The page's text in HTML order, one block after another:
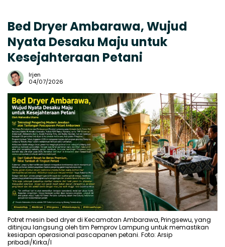
Bed Dryer Ambarawa, Wujud
Nyata Desaku Maju untuk
Kesejahteraan Petani
Irjen
04/07/2026
Potret mesin bed dryer di Kecamatan Ambarawa, Pringsewu, yang
ditinjau langsung oleh tim Pemprov Lampung untuk memastikan
kesiapan operasional pascapanen petani. Foto: Arsip
pribadi/Kirka/I